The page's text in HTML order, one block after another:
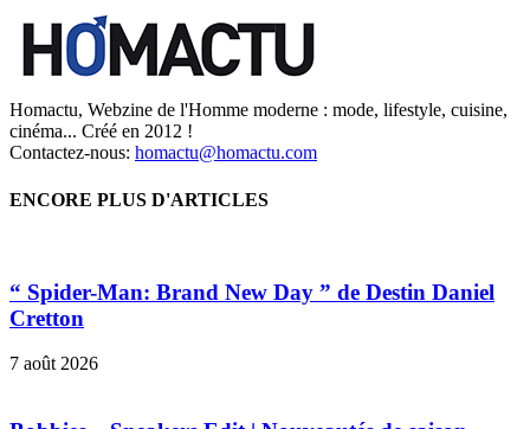
Homactu, Webzine de l'Homme moderne : mode, lifestyle, cuisine,
cinéma... Créé en 2012 !
Contactez-nous: homactu@homactu.com
ENCORE PLUS D'ARTICLES
“ Spider-Man: Brand New Day ” de Destin Daniel
Cretton
7 août 2026